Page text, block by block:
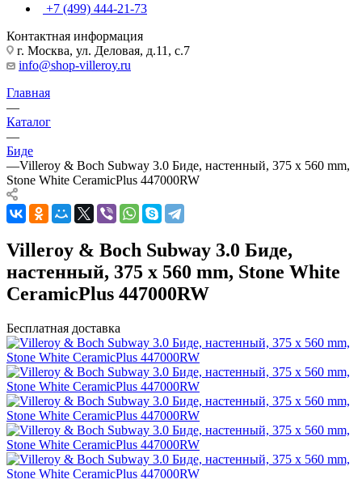
+7 (499) 444-21-73
Контактная информация
г. Москва, ул. Деловая, д.11, с.7
info@shop-villeroy.ru
Главная
—
Каталог
—
Биде
—Villeroy & Boch Subway 3.0 Биде, настенный, 375 x 560 mm,
Stone White CeramicPlus 447000RW
Villeroy & Boch Subway 3.0 Биде,
настенный, 375 x 560 mm, Stone White
CeramicPlus 447000RW
Бесплатная доставка